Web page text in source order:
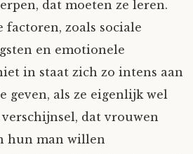
dat moeten ze leren.
zoals sociale
en emotionele
in staat zich zo intens aan
geven, als ze eigenlijk wel
dat vrouwen
hun man willen